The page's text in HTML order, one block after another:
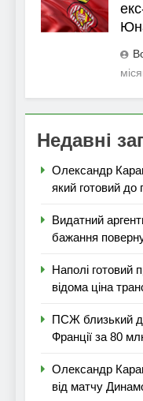
Недавні
Олександр
який готовий до
Видатний
бажання
Наполі
відома ціна
ПСЖ близький
Франції за 80
Олександр
від матчу